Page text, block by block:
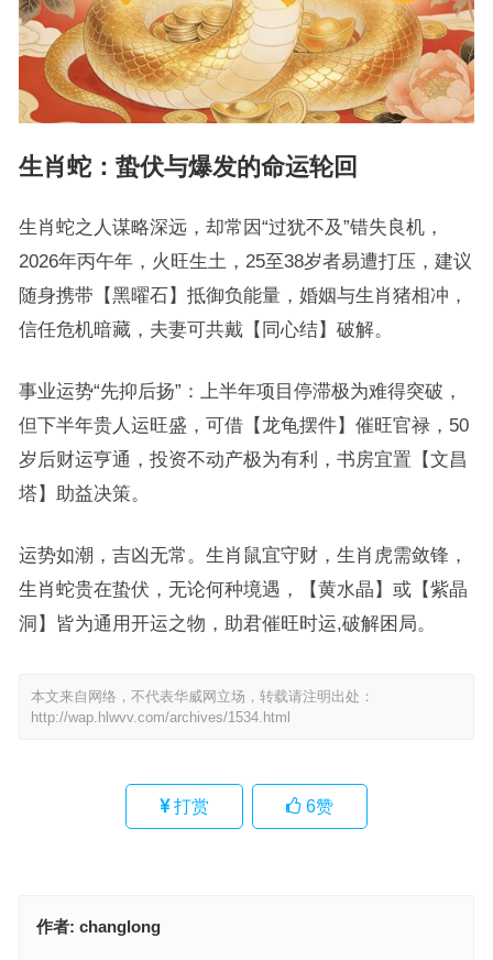
生肖蛇：蛰伏与爆发的命运轮回
生肖蛇之人谋略深远，却常因“过犹不及”错失良机，
2026年丙午年，火旺生土，25至38岁者易遭打压，建议
随身携带【黑曜石】抵御负能量，婚姻与生肖猪相冲，
信任危机暗藏，夫妻可共戴【同心结】破解。
事业运势“先抑后扬”：上半年项目停滞极为难得突破，
但下半年贵人运旺盛，可借【龙龟摆件】催旺官禄，50
岁后财运亨通，投资不动产极为有利，书房宜置【文昌
塔】助益决策。
运势如潮，吉凶无常。生肖鼠宜守财，生肖虎需敛锋，
生肖蛇贵在蛰伏，无论何种境遇，【黄水晶】或【紫晶
洞】皆为通用开运之物，助君催旺时运,破解困局。
本文来自网络，不代表华威网立场，转载请注明出处：
http://wap.hlwvv.com/archives/1534.html
打赏 6赞
作者: changlong